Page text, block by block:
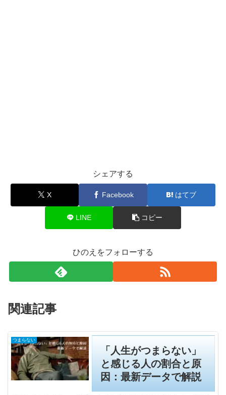
シェアする
X Facebook はてブ
LINE コピー
ひのえをフォローする
関連記事
つまらない
「人生がつまらない」
と感じる人の割合と原
因：最新データで解説